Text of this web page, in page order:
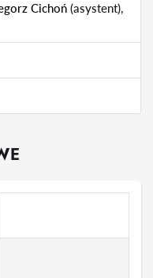
Cichoń (asystent),